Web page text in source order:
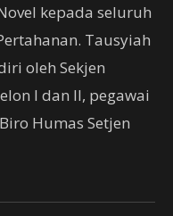
kepada seluruh
Tausyiah
oleh Sekjen
I dan II, pegawai
Humas Setjen